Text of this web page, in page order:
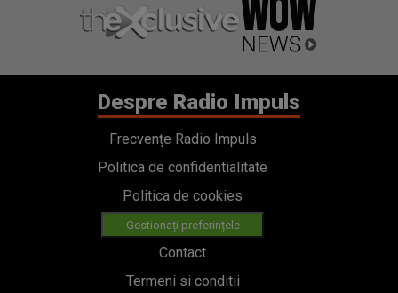
Despre Radio Impuls
Frecvențe Radio Impuls
Politica de confidentialitate
Politica de cookies
Gestionați preferințele
Contact
Termeni si conditii